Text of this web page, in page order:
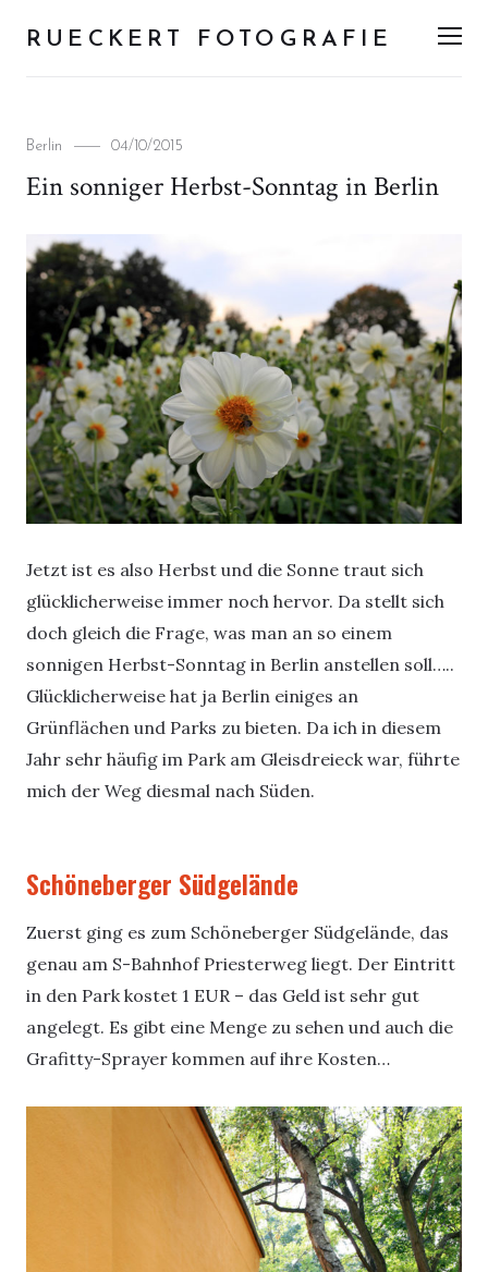
RUECKERT FOTOGRAFIE
Categories
Berlin
Posted
04/10/2015
Ein sonniger Herbst-Sonntag in Berlin
Jetzt ist es also Herbst und die Sonne traut sich
glücklicherweise immer noch hervor. Da stellt sich
doch gleich die Frage, was man an so einem
sonnigen Herbst-Sonntag in Berlin anstellen soll…..
Glücklicherweise hat ja Berlin einiges an
Grünflächen und Parks zu bieten. Da ich in diesem
Jahr sehr häufig im Park am Gleisdreieck war, führte
mich der Weg diesmal nach Süden.
Schöneberger Südgelände
Zuerst ging es zum Schöneberger Südgelände, das
genau am S-Bahnhof Priesterweg liegt. Der Eintritt
in den Park kostet 1 EUR – das Geld ist sehr gut
angelegt. Es gibt eine Menge zu sehen und auch die
Grafitty-Sprayer kommen auf ihre Kosten…